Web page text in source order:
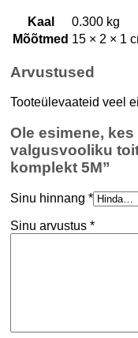
Kaal
0.300 kg
Mõõtmed 15 × 2 × 1
Arvustused
Tooteülevaateid veel
Ole esimene,
valgusvooliku
komplekt 5M”
Sinu hinnang *
Sinu arvustus *